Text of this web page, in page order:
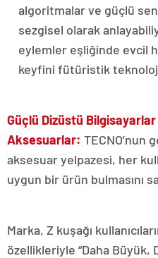
algoritmalar ve güçlü
sezgisel olarak
eylemler eşliğinde evcil
keyfini fütüristik
Güçlü Dizüstü Bilgisayarlar
Aksesuarlar: TECNO’nun
aksesuar yelpazesi, her
uygun bir ürün bulmasını
Marka, Z kuşağı
özellikleriyle “Daha Büyük,